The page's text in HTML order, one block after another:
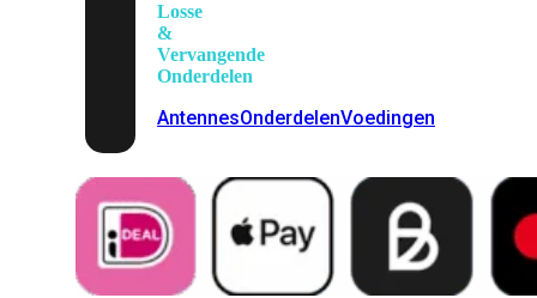
Losse
&
Vervangende
Onderdelen
AntennesOnderdelenVoedingen